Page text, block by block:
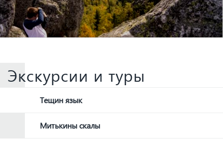
Экскурсии и туры
Тещин язык
Митькины скалы